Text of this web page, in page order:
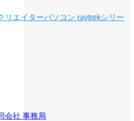
リエイターパソコン raytrekシリー
会社 事務局